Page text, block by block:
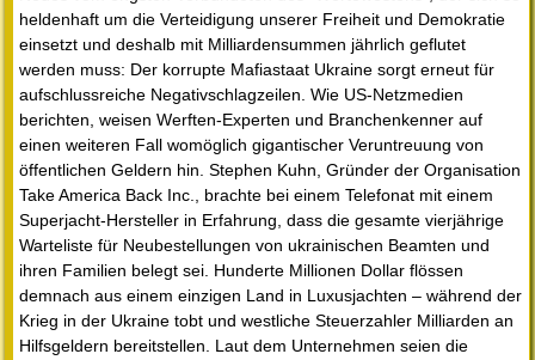
heldenhaft um die Verteidigung unserer Freiheit und Demokratie
einsetzt und deshalb mit Milliardensummen jährlich geflutet
werden muss: Der korrupte Mafiastaat Ukraine sorgt erneut für
aufschlussreiche Negativschlagzeilen. Wie US-Netzmedien
berichten, weisen Werften-Experten und Branchenkenner auf
einen weiteren Fall womöglich gigantischer Veruntreuung von
öffentlichen Geldern hin. Stephen Kuhn, Gründer der Organisation
Take America Back Inc., brachte bei einem Telefonat mit einem
Superjacht-Hersteller in Erfahrung, dass die gesamte vierjährige
Warteliste für Neubestellungen von ukrainischen Beamten und
ihren Familien belegt sei. Hunderte Millionen Dollar flössen
demnach aus einem einzigen Land in Luxusjachten – während der
Krieg in der Ukraine tobt und westliche Steuerzahler Milliarden an
Hilfsgeldern bereitstellen. Laut dem Unternehmen seien die